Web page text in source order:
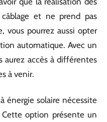
et ne prend pas
vous pourrez aussi opter
automatique. Avec un
accès à différentes
à venir.
énergie solaire nécessite
option présente un